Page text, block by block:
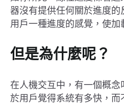
器沒有提供任何關於進度
用戶一種進度的感覺，使加
但是為什麼呢？
在人機交互中，有一個概念
於用戶覺得系統有多快，而